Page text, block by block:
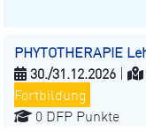
PHYTOTHERAPIE
30./31.12.2026
Fortbildung
0 DFP Punkte